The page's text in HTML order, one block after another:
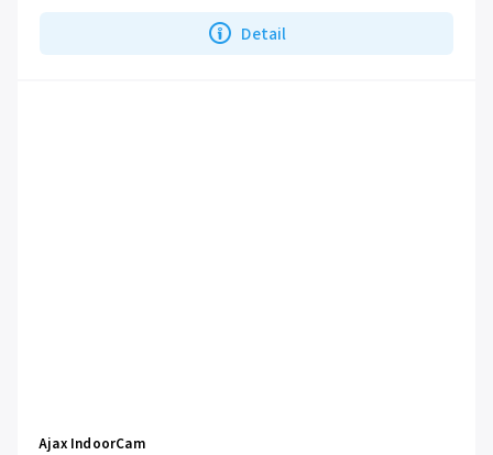
Detail
Ajax IndoorCam